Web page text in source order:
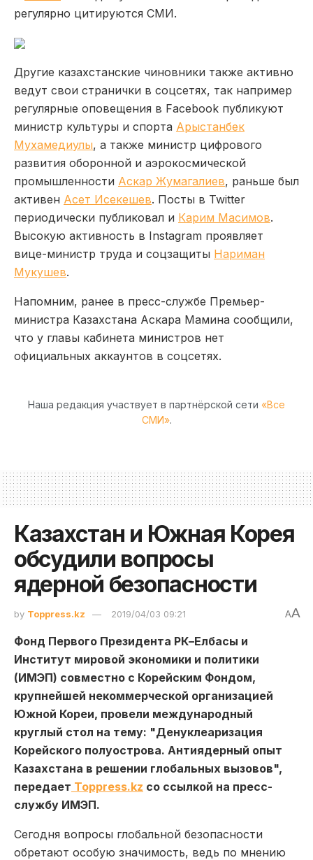
регулярно цитируются СМИ.
Другие казахстанские чиновники также активно
ведут свои странички в соцсетях, так например
регулярные оповещения в Facebook публикуют
министр культуры и спорта Арыстанбек
Мухамедиулы, а также министр цифрового
развития оборонной и аэрокосмической
промышленности Аскар Жумагалиев, раньше был
активен Асет Исекешев. Посты в Twitter
периодически публиковал и Карим Масимов.
Высокую активность в Instagram проявляет
вице-министр труда и соцзащиты Нариман
Мукушев.
Напомним, ранее в пресс-службе Премьер-
министра Казахстана Аскара Мамина сообщили,
что у главы кабинета министров нет
официальных аккаунтов в соцсетях.
Наша редакция участвует в партнёрской сети «Все
СМИ».
Казахстан и Южная Корея
обсудили вопросы
ядерной безопасности
by Toppress.kz 2019/04/03 09:21 AA
Фонд Первого Президента РК–Елбасы и
Институт мировой экономики и политики
(ИМЭП) совместно с Корейским Фондом,
крупнейшей некоммерческой организацией
Южной Кореи, провели международный
круглый стол на тему: "Денуклеаризация
Корейского полуострова. Антиядерный опыт
Казахстана в решении глобальных вызовов",
передает Toppress.kz со ссылкой на пресс-
службу ИМЭП.
Сегодня вопросы глобальной безопасности
обретают особую значимость, ведь по мнению